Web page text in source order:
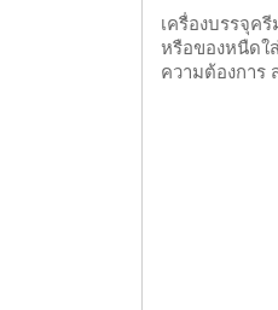
เครื่องบรรจุค
หรือของหนืดใ
ความต้องการ